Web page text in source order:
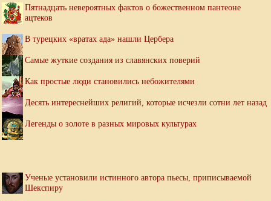
Пятнадцать невероятных фактов о божественном пантеоне
ацтеков
В турецких «вратах ада» нашли Цербера
Самые жуткие создания из славянских поверий
Как простые люди становились небожителями
Десять интереснейших религий, которые исчезли сотни лет назад
Легенды о золоте в разных мировых культурах
Ученые установили истинного автора пьесы, приписываемой
Шекспиру